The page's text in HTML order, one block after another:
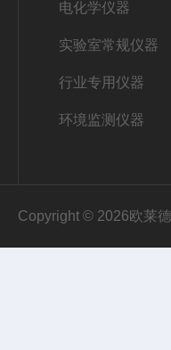
电化学仪器
实验室常规仪器
行业专用仪器
环境监测仪器
Copyright © 2026欧莱